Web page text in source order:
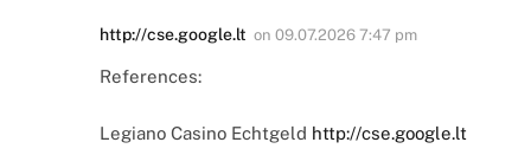
http://cse.google.lt on 09.07.2026 7:47 pm
References:
Legiano Casino Echtgeld http://cse.google.lt